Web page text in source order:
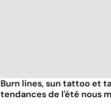
Burn lines, sun tattoo et
tendances de l'été nous